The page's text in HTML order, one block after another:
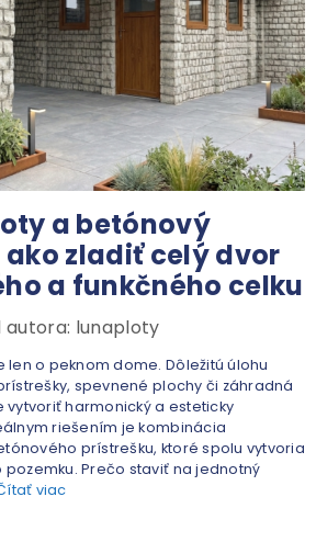
a betónový
zladiť celý dvor
a funkčného celku
autora: lunaploty
len o peknom dome. Dôležitú úlohu
spevnené plochy či záhradná
vytvoriť harmonický a esteticky
riešením je kombinácia
prístrešku, ktoré spolu vytvoria
Prečo staviť na jednotný
viac